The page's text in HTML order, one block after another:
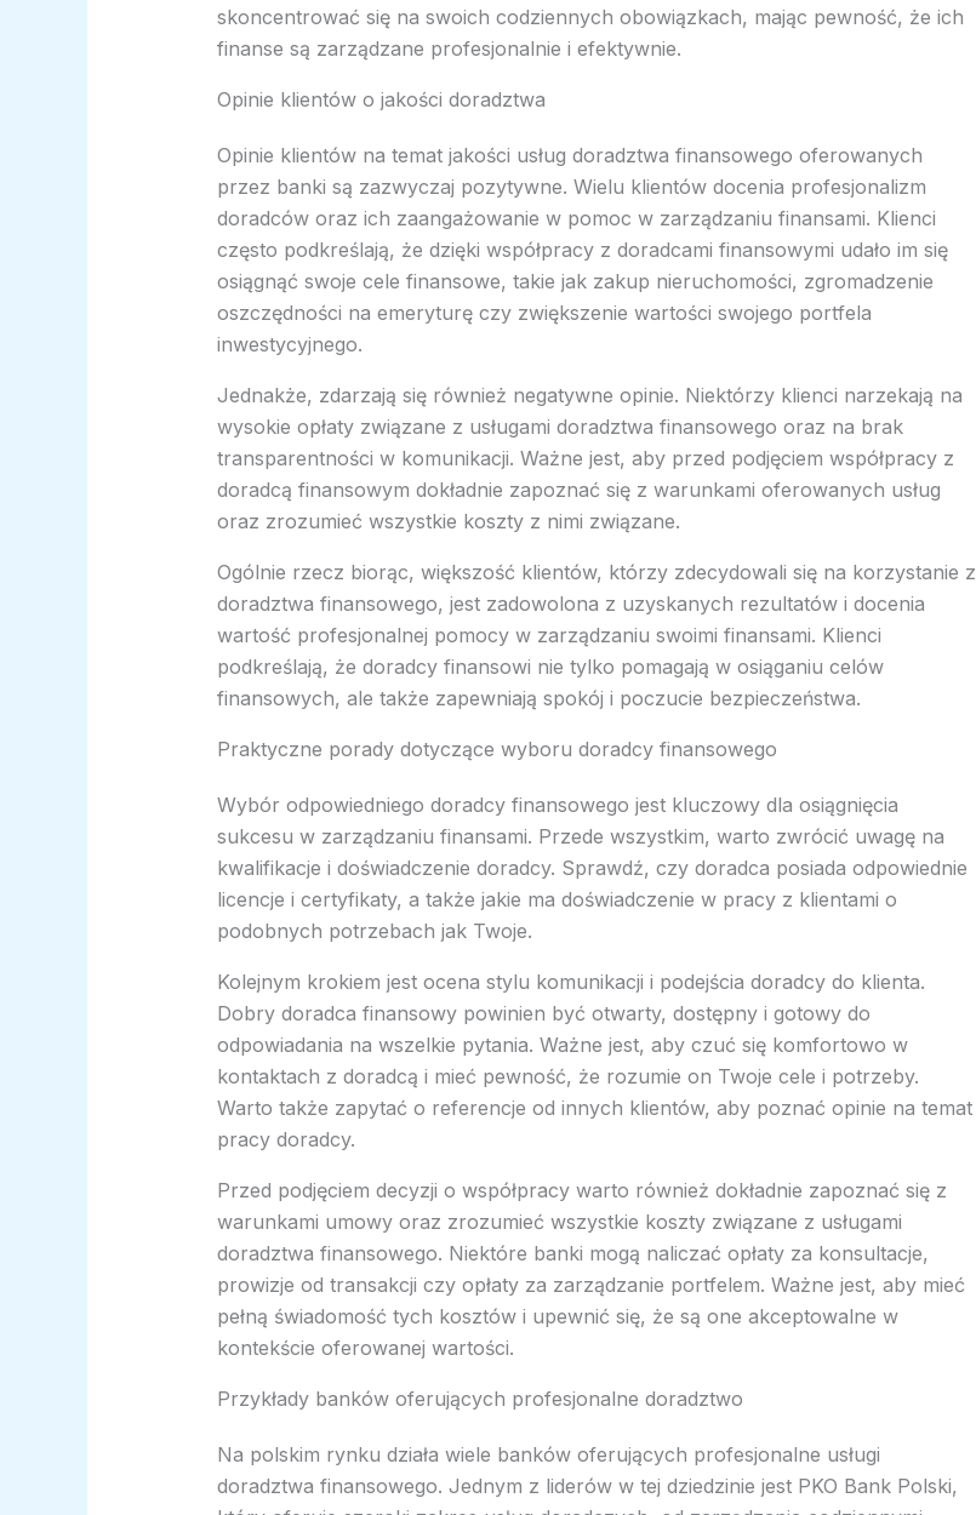
skoncentrować się na swoich codziennych obowiązkach, mając pewność, że ich
finanse są zarządzane profesjonalnie i efektywnie.
Opinie klientów o jakości doradztwa
Opinie klientów na temat jakości usług doradztwa finansowego oferowanych
przez banki są zazwyczaj pozytywne. Wielu klientów docenia profesjonalizm
doradców oraz ich zaangażowanie w pomoc w zarządzaniu finansami. Klienci
często podkreślają, że dzięki współpracy z doradcami finansowymi udało im się
osiągnąć swoje cele finansowe, takie jak zakup nieruchomości, zgromadzenie
oszczędności na emeryturę czy zwiększenie wartości swojego portfela
inwestycyjnego.
Jednakże, zdarzają się również negatywne opinie. Niektórzy klienci narzekają na
wysokie opłaty związane z usługami doradztwa finansowego oraz na brak
transparentności w komunikacji. Ważne jest, aby przed podjęciem współpracy z
doradcą finansowym dokładnie zapoznać się z warunkami oferowanych usług
oraz zrozumieć wszystkie koszty z nimi związane.
Ogólnie rzecz biorąc, większość klientów, którzy zdecydowali się na korzystanie z
doradztwa finansowego, jest zadowolona z uzyskanych rezultatów i docenia
wartość profesjonalnej pomocy w zarządzaniu swoimi finansami. Klienci
podkreślają, że doradcy finansowi nie tylko pomagają w osiąganiu celów
finansowych, ale także zapewniają spokój i poczucie bezpieczeństwa.
Praktyczne porady dotyczące wyboru doradcy finansowego
Wybór odpowiedniego doradcy finansowego jest kluczowy dla osiągnięcia
sukcesu w zarządzaniu finansami. Przede wszystkim, warto zwrócić uwagę na
kwalifikacje i doświadczenie doradcy. Sprawdź, czy doradca posiada odpowiednie
licencje i certyfikaty, a także jakie ma doświadczenie w pracy z klientami o
podobnych potrzebach jak Twoje.
Kolejnym krokiem jest ocena stylu komunikacji i podejścia doradcy do klienta.
Dobry doradca finansowy powinien być otwarty, dostępny i gotowy do
odpowiadania na wszelkie pytania. Ważne jest, aby czuć się komfortowo w
kontaktach z doradcą i mieć pewność, że rozumie on Twoje cele i potrzeby.
Warto także zapytać o referencje od innych klientów, aby poznać opinie na temat
pracy doradcy.
Przed podjęciem decyzji o współpracy warto również dokładnie zapoznać się z
warunkami umowy oraz zrozumieć wszystkie koszty związane z usługami
doradztwa finansowego. Niektóre banki mogą naliczać opłaty za konsultacje,
prowizje od transakcji czy opłaty za zarządzanie portfelem. Ważne jest, aby mieć
pełną świadomość tych kosztów i upewnić się, że są one akceptowalne w
kontekście oferowanej wartości.
Przykłady banków oferujących profesjonalne doradztwo
Na polskim rynku działa wiele banków oferujących profesjonalne usługi
doradztwa finansowego. Jednym z liderów w tej dziedzinie jest PKO Bank Polski,